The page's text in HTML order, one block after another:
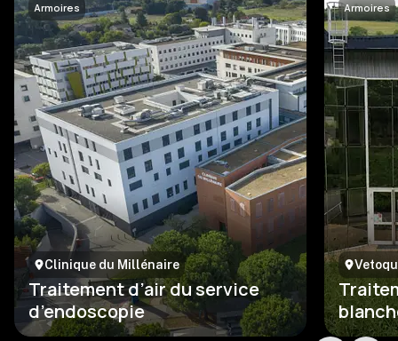
Armoires
Clinique du Millénaire
Traitement d’air du service
d’endoscopie
Armoires